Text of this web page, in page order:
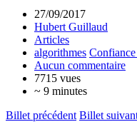
27/09/2017
Hubert Guillaud
Articles
algorithmes
Aucun commentaire
7715 vues
~ 9 minutes
Billet précédent Billet